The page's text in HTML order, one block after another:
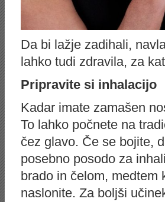
Da bi lažje zadihali,
lahko tudi zdravila, za
Pripravite si inhalacijo
Kadar imate zamašen
To lahko počnete na
čez glavo. Če se bojite,
posebno posodo za
brado in čelom, medtem
naslonite. Za boljši